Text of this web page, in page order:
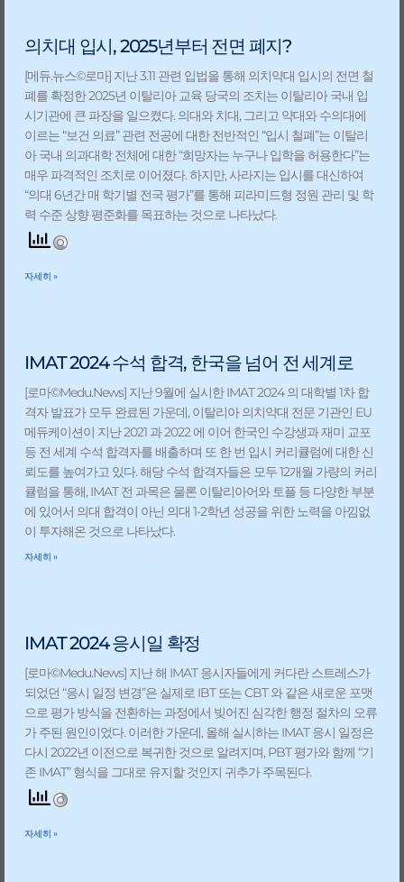
의치대 입시, 2025년부터 전면 폐지?
[메듀.뉴스©️로마] 지난 3.11 관련 입법을 통해 의치약대 입시의 전면 철
폐를 확정한 2025년 이탈리아 교육 당국의 조치는 이탈리아 국내 입
시기관에 큰 파장을 일으켰다. 의대와 치대, 그리고 약대와 수의대에
이르는 “보건 의료” 관련 전공에 대한 전반적인 “입시 철폐”는 이탈리
아 국내 의과대학 전체에 대한 “희망자는 누구나 입학을 허용한다”는
매우 파격적인 조치로 이어졌다. 하지만, 사라지는 입시를 대신하여
“의대 6년간 매 학기별 전국 평가”를 통해 피라미드형 정원 관리 및 학
력 수준 상향 평준화를 목표하는 것으로 나타났다.
자세히 »
IMAT 2024 수석 합격, 한국을 넘어 전 세계로
[로마©️Medu.News] 지난 9월에 실시한 IMAT 2024 의 대학별 1차 합
격자 발표가 모두 완료된 가운데, 이탈리아 의치약대 전문 기관인 EU
메듀케이션이 지난 2021 과 2022 에 이어 한국인 수강생과 재미 교포
등 전 세계 수석 합격자를 배출하며 또 한 번 입시 커리큘럼에 대한 신
뢰도를 높여가고 있다. 해당 수석 합격자들은 모두 12개월 가량의 커리
큘럼을 통해, IMAT 전 과목은 물론 이탈리아어와 토플 등 다양한 부분
에 있어서 의대 합격이 아닌 의대 1-2학년 성공을 위한 노력을 아낌없
이 투자해온 것으로 나타났다.
자세히 »
IMAT 2024 응시일 확정
[로마©Medu.News] 지난 해 IMAT 응시자들에게 커다란 스트레스가
되었던 “응시 일정 변경”은 실제로 IBT 또는 CBT 와 같은 새로운 포맷
으로 평가 방식을 전환하는 과정에서 빚어진 심각한 행정 절차의 오류
가 주된 원인이었다. 이러한 가운데, 올해 실시하는 IMAT 응시 일정은
다시 2022년 이전으로 복귀한 것으로 알려지며, PBT 평가와 함께 “기
존 IMAT” 형식을 그대로 유지할 것인지 귀추가 주목된다.
자세히 »